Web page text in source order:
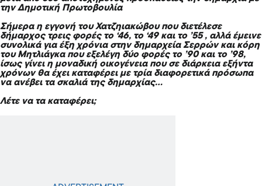
την Δημοτική Πρωτοβουλία
Σήμερα η εγγονή του Χατζηιακώβου που διετέλεσε
δήμαρχος τρεις φορές το ‘46, το ‘49 και το ’55 , αλλά έμεινε
συνολικά για έξη χρόνια στην δημαρχεία Σερρών και κόρη
του Μητλιάγκα που εξελέγη δύο φορές το ’90 και το ’98,
ίσως γίνει η μοναδική οικογένεια που σε διάρκεια εξήντα
χρόνων θα έχει καταφέρει με τρία διαφορετικά πρόσωπα
να ανέβει τα σκαλιά της δημαρχίας…
Λέτε να τα καταφέρει;